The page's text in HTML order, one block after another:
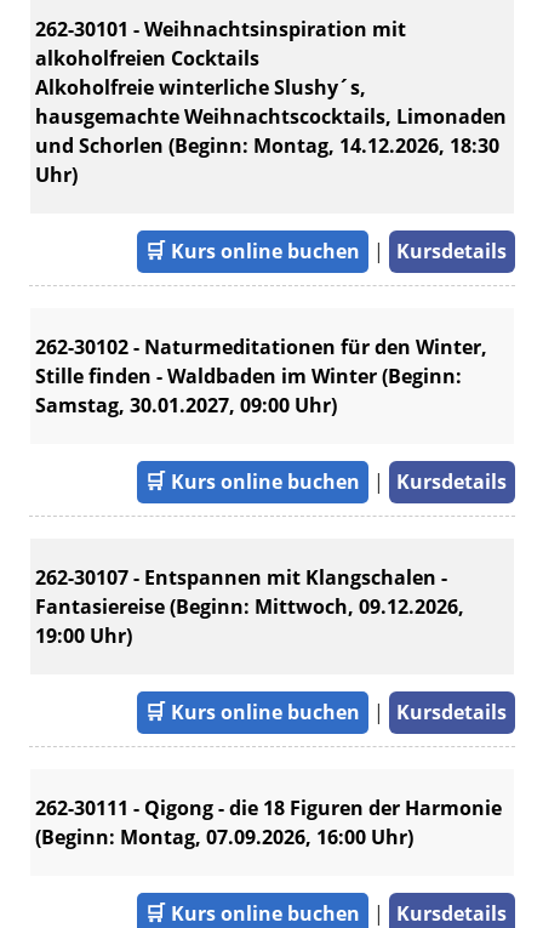
262-30101 - Weihnachtsinspiration mit
alkoholfreien Cocktails
Alkoholfreie winterliche Slushy´s,
hausgemachte Weihnachtscocktails, Limonaden
und Schorlen (Beginn: Montag, 14.12.2026, 18:30
Uhr)
🛒 Kurs online buchen | Kursdetails
262-30102 - Naturmeditationen für den Winter,
Stille finden - Waldbaden im Winter (Beginn:
Samstag, 30.01.2027, 09:00 Uhr)
🛒 Kurs online buchen | Kursdetails
262-30107 - Entspannen mit Klangschalen -
Fantasiereise (Beginn: Mittwoch, 09.12.2026,
19:00 Uhr)
🛒 Kurs online buchen | Kursdetails
262-30111 - Qigong - die 18 Figuren der Harmonie
(Beginn: Montag, 07.09.2026, 16:00 Uhr)
🛒 Kurs online buchen | Kursdetails